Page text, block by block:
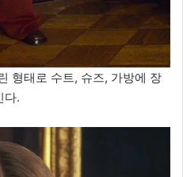
형태로 수트, 슈즈, 가방에 장
다.